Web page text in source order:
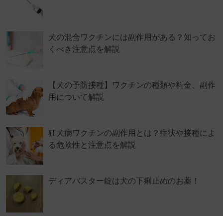
犬の混合ワクチンには副作用がある？知ってお
くべき注意点を解説
【犬の予防接種】ワクチンの種類や料金、副作
用について解説
狂犬病ワクチンの副作用とは？症状や接種によ
る危険性と注意点を解説
ディアバスター錠は犬の下痢止めのお薬！